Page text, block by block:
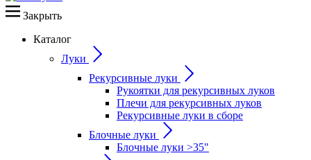
Закрыть
Каталог
Луки
Рекурсивные луки
Рукоятки для рекурсивных луков
Плечи для рекурсивных луков
Рекурсивные луки в сборе
Блочные луки
Блочные луки >35"